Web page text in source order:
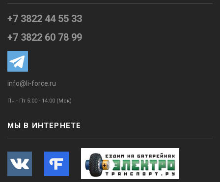
+7 3822 44 55 33
+7 3822 60 78 99
info@li-force.ru
Пн - Пт 5:00 - 14:00 (Мск)
МЫ В ИНТЕРНЕТЕ